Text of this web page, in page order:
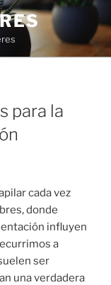
para la
cada vez
donde
influyen
a
ser
una verdadera